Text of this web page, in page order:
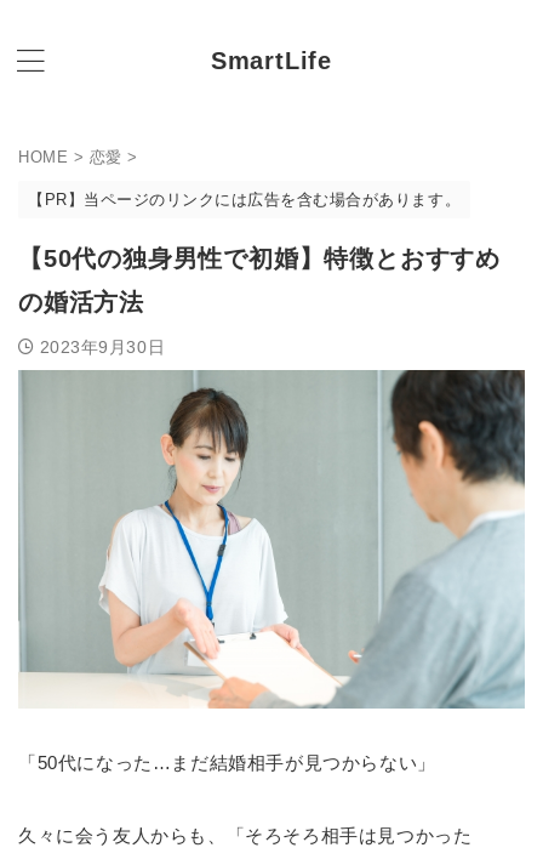
SmartLife
HOME > 恋愛 >
【PR】当ページのリンクには広告を含む場合があります。
【50代の独身男性で初婚】特徴とおすすめ
の婚活方法
2023年9月30日
「50代になった…まだ結婚相手が見つからない」
久々に会う友人からも、「そろそろ相手は見つかった